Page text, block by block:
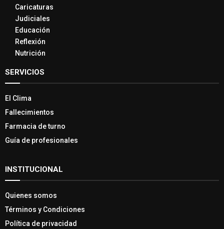
Caricaturas
Judiciales
Educación
Reflexión
Nutrición
SERVICIOS
El Clima
Fallecimientos
Farmacia de turno
Guía de profesionales
INSTITUCIONAL
Quienes somos
Términos y Condiciones
Política de privacidad